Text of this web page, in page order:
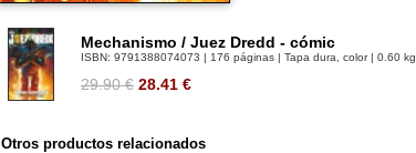
Mechanismo / Juez Dredd - cómic
ISBN: 9791388074073 | 176 páginas | Tapa dura, color | 0.60 kg
29.90 € 28.41 €
Otros productos relacionados